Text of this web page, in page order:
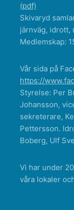
(pdf)
Skivaryd
järnväg, idrott,
Medlemskap:
Vår sida på
https://
Styrelse: Per
Johansson,
sekreterare,
Pettersson.
Boberg, Ulf
Vi har under
våra lokaler